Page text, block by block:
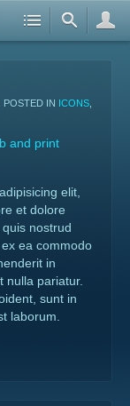
. POSTED IN ICONS
elit,
et dolore
nostrud
ea commodo
in
nulla pariatur.
sunt in
laborum.